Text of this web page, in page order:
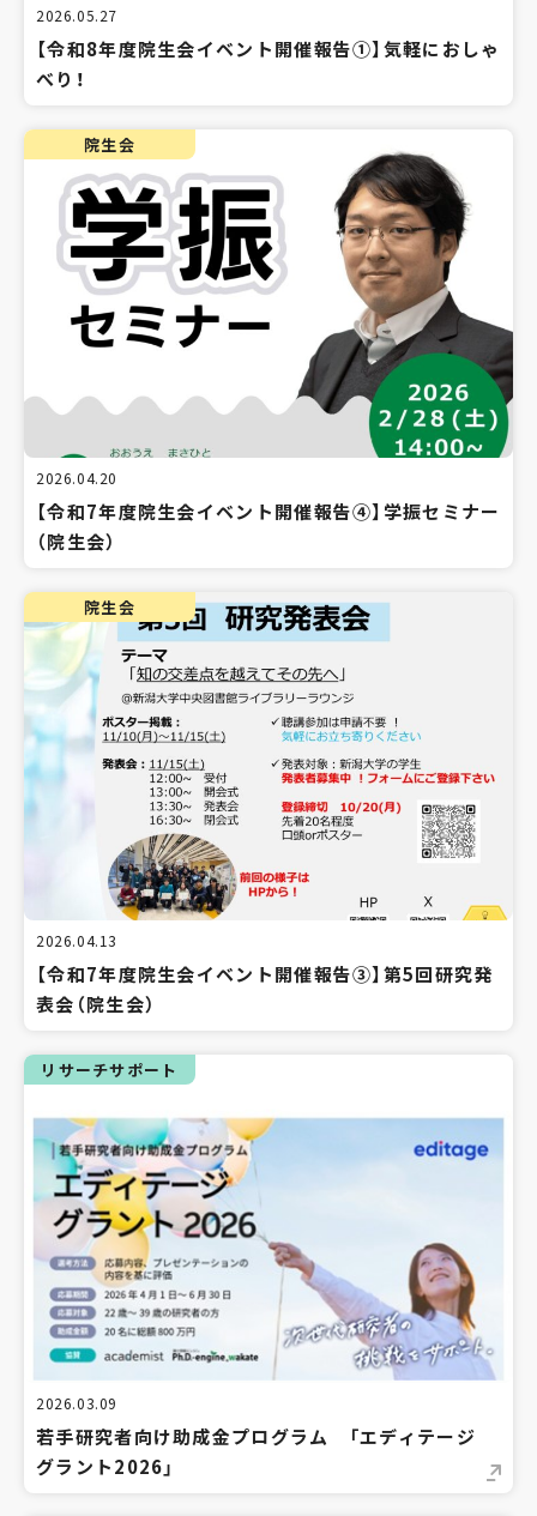
2026.05.27
【令和8年度院生会イベント開催報告①】気軽におしゃ
べり！
院生会
2026.04.20
【令和7年度院生会イベント開催報告④】学振セミナー
（院生会）
院生会
2026.04.13
【令和7年度院生会イベント開催報告③】第5回研究発
表会（院生会）
リサーチサポート
2026.03.09
若手研究者向け助成金プログラム 「エディテージ
グラント2026」